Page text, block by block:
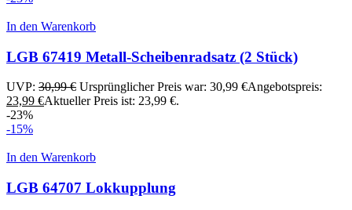
In den Warenkorb
LGB 67419 Metall-Scheibenradsatz (2 Stück)
UVP: 30,99€ Ursprünglicher Preis war: 30,99 €Angebotspreis:
23,99 €Aktueller Preis ist: 23,99 €.
-23%
-15%
In den Warenkorb
LGB 64707 Lokkupplung